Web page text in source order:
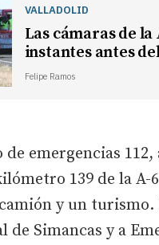
VALLADOLID
Las cámaras de
instantes antes
Felipe Ramos
de emergencias
139 de la A-
y un turismo.
Simancas y a